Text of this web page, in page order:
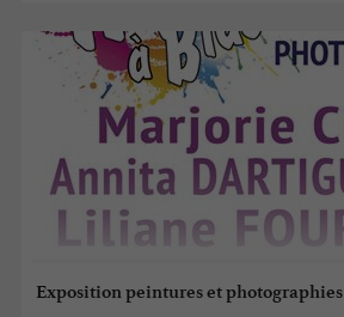
Exposition peintures et photographies